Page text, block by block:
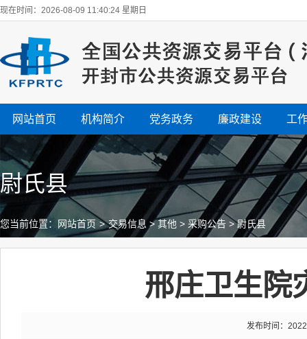
现在时间：2026-08-09 11:40:25 星期日
网站首页 机构简介 党务政务 廉政建设 工
尉氏县
您当前位置： 网站首页 > 交易信息 >其他 > 采购公告 >尉氏县
邢庄卫生院
发布时间：